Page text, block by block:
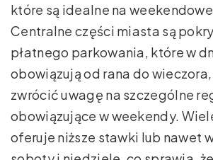
które są idealne na
Centralne części miasta są
płatnego parkowania, które w
obowiązują od rana do
zwrócić uwagę na szczególne
obowiązujące w weekendy.
oferuje niższe stawki lub nawet